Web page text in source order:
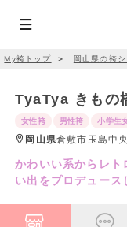
My袴トップ ＞ 岡山県の袴
TyaTya きもの
女性袴 男性袴 小学生
岡山県倉敷市玉島中
かわいい系からレ
い出をプロデュース